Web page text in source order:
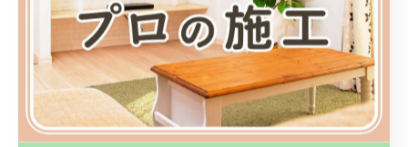
ますが、まずは流れを理解し、どこまでが内装工事に含
まれるのかを明確にしておくことが、無駄なコストやト
ラブル防止につながります。
内装工事費用の目安と内訳について解説